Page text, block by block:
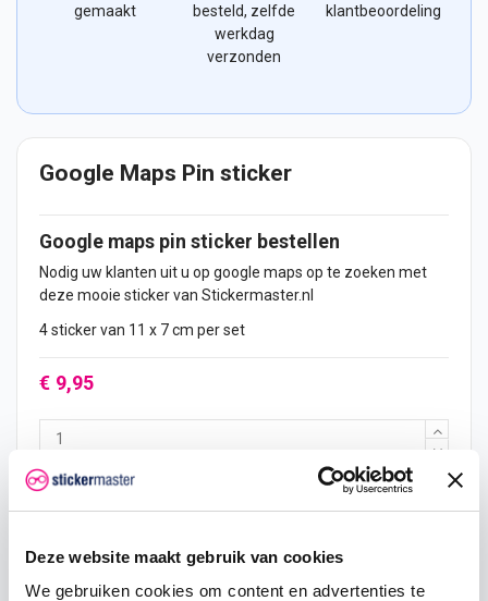
Deze website maakt gebruik van cookies
We gebruiken cookies om content en advertenties te
gemaakt
besteld, zelfde
werkdag
verzonden
klantbeoordeling
Google Maps Pin sticker
Google maps pin sticker bestellen
Nodig uw klanten uit u op google maps op te zoeken met
deze mooie sticker van Stickermaster.nl
4 sticker van 11 x 7 cm per set
€ 9,95
Eenheid prijs